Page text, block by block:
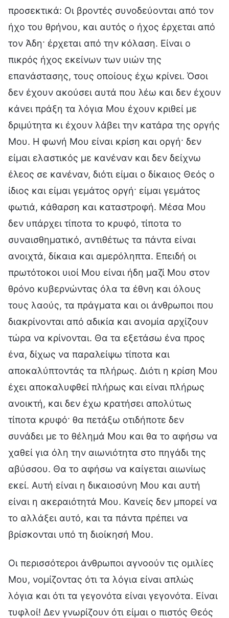
προσεκτικά: Οι βροντές συνοδεύονται από τον
ήχο του θρήνου, και αυτός ο ήχος έρχεται από
τον Άδη· έρχεται από την κόλαση. Είναι ο
πικρός ήχος εκείνων των υιών της
επανάστασης, τους οποίους έχω κρίνει. Όσοι
δεν έχουν ακούσει αυτά που λέω και δεν έχουν
κάνει πράξη τα λόγια Μου έχουν κριθεί με
δριμύτητα κι έχουν λάβει την κατάρα της οργής
Μου. Η φωνή Μου είναι κρίση και οργή· δεν
είμαι ελαστικός με κανέναν και δεν δείχνω
έλεος σε κανέναν, διότι είμαι ο δίκαιος Θεός ο
ίδιος και είμαι γεμάτος οργή· είμαι γεμάτος
φωτιά, κάθαρση και καταστροφή. Μέσα Μου
δεν υπάρχει τίποτα το κρυφό, τίποτα το
συναισθηματικό, αντιθέτως τα πάντα είναι
ανοιχτά, δίκαια και αμερόληπτα. Επειδή οι
πρωτότοκοι υιοί Μου είναι ήδη μαζί Μου στον
θρόνο κυβερνώντας όλα τα έθνη και όλους
τους λαούς, τα πράγματα και οι άνθρωποι που
διακρίνονται από αδικία και ανομία αρχίζουν
τώρα να κρίνονται. Θα τα εξετάσω ένα προς
ένα, δίχως να παραλείψω τίποτα και
αποκαλύπτοντάς τα πλήρως. Διότι η κρίση Μου
έχει αποκαλυφθεί πλήρως και είναι πλήρως
ανοικτή, και δεν έχω κρατήσει απολύτως
τίποτα κρυφό· θα πετάξω οτιδήποτε δεν
συνάδει με το θέλημά Μου και θα το αφήσω να
χαθεί για όλη την αιωνιότητα στο πηγάδι της
αβύσσου. Θα το αφήσω να καίγεται αιωνίως
εκεί. Αυτή είναι η δικαιοσύνη Μου και αυτή
είναι η ακεραιότητά Μου. Κανείς δεν μπορεί να
το αλλάξει αυτό, και τα πάντα πρέπει να
βρίσκονται υπό τη διοίκησή Μου.
Οι περισσότεροι άνθρωποι αγνοούν τις ομιλίες
Μου, νομίζοντας ότι τα λόγια είναι απλώς
λόγια και ότι τα γεγονότα είναι γεγονότα. Είναι
τυφλοί! Δεν γνωρίζουν ότι είμαι ο πιστός Θεός